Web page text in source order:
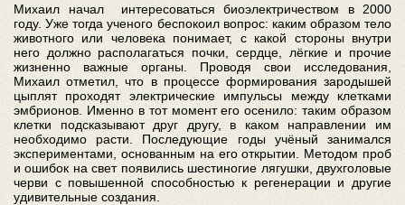
Михаил начал интересоваться биоэлектричеством в 2000
году. Уже тогда ученого беспокоил вопрос: каким образом тело
животного или человека понимает, с какой стороны внутри
него должно располагаться почки, сердце, лёгкие и прочие
жизненно важные органы. Проводя свои исследования,
Михаил отметил, что в процессе формирования зародышей
цыплят проходят электрические импульсы между клетками
эмбрионов. Именно в тот момент его осенило: таким образом
клетки подсказывают друг другу, в каком направлении им
необходимо расти. Последующие годы учёный занимался
экспериментами, основанным на его открытии. Методом проб
и ошибок на свет появились шестиногие лягушки, двухголовые
черви с повышенной способностью к регенерации и другие
удивительные создания.